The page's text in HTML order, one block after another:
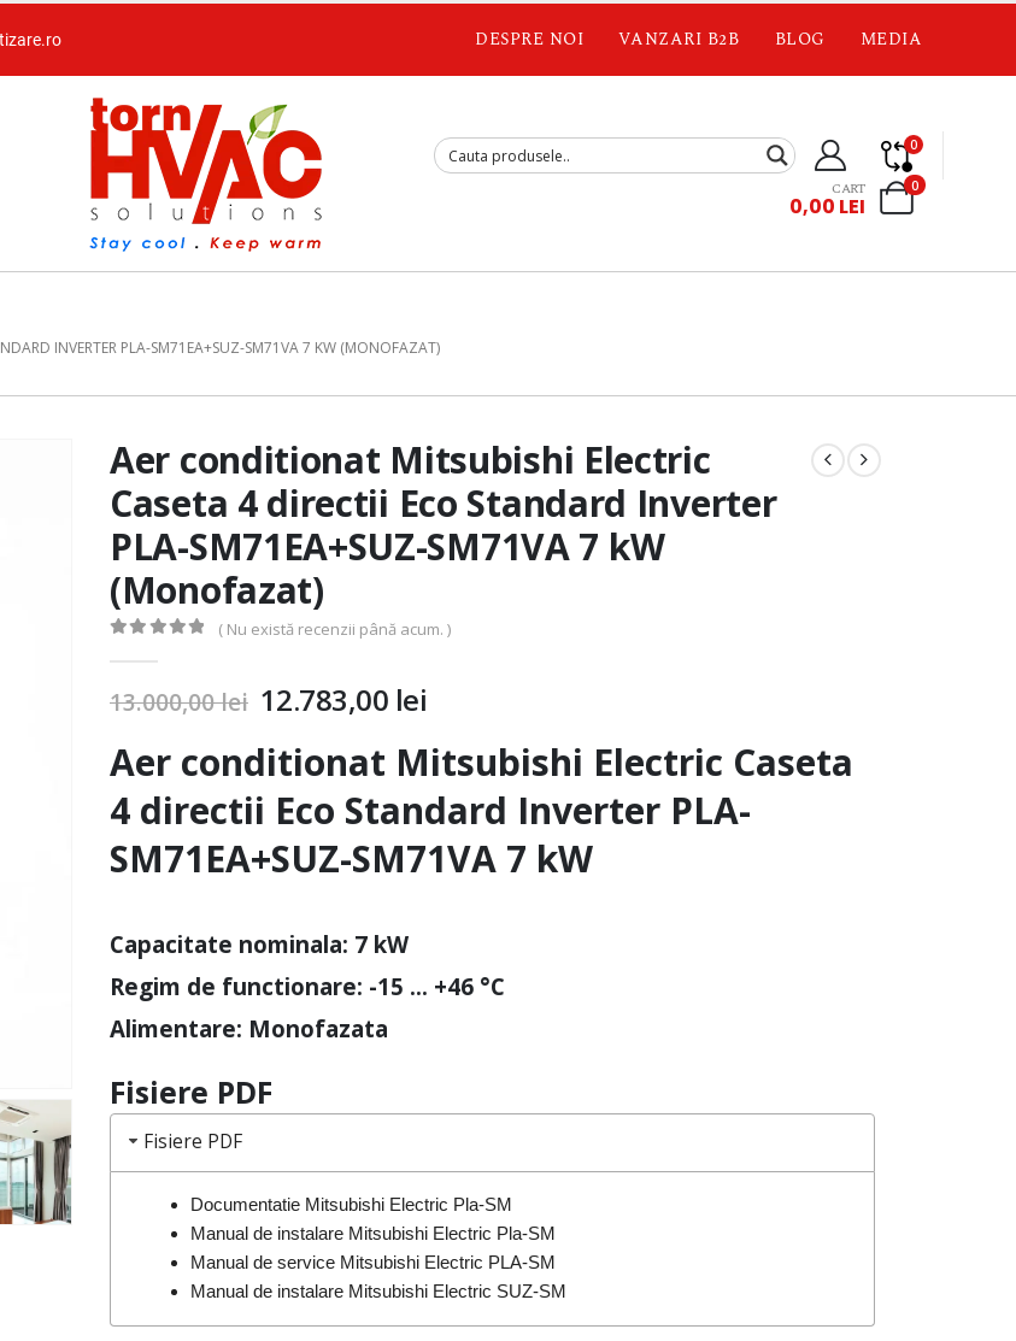
DESPRE NOI VANZARI B2B BLOG MEDIA
0
0
CART
0,00 LEI
INVERTER PLA-SM71EA+SUZ-SM71VA 7 KW (MONOFAZAT)
Aer conditionat Mitsubishi Electric
Caseta 4 directii Eco Standard Inverter
PLA-SM71EA+SUZ-SM71VA 7 kW
(Monofazat)
( Nu există recenzii până acum. )
13.000,00lei 12.783,00 lei
Aer conditionat Mitsubishi Electric Caseta
4 directii Eco Standard Inverter PLA-
SM71EA+SUZ-SM71VA 7 kW
Capacitate nominala: 7 kW
Regim de functionare: -15 … +46 °C
Alimentare: Monofazata
Fisiere PDF
Fisiere PDF
Documentatie Mitsubishi Electric Pla-SM
Manual de instalare Mitsubishi Electric Pla-SM
Manual de service Mitsubishi Electric PLA-SM
Manual de instalare Mitsubishi Electric SUZ-SM